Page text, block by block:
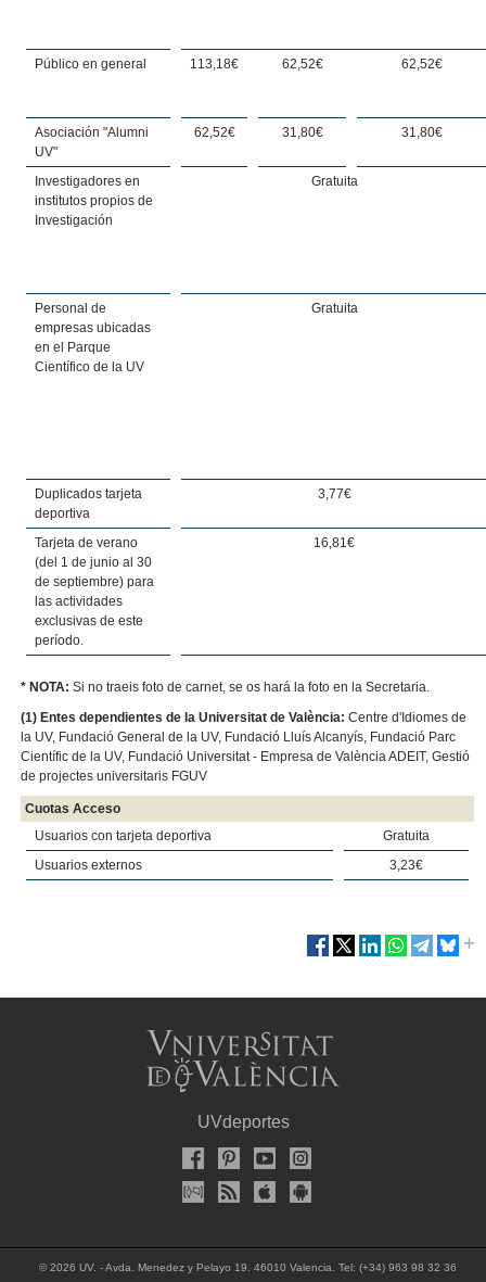
Público en general 113,18€ 62,52€ 62,52€
Asociación "Alumni
UV"
62,52€ 31,80€ 31,80€
Investigadores en
institutos propios de
Investigación
Gratuita
Personal de
empresas ubicadas
en el Parque
Científico de la UV
Gratuita
Duplicados tarjeta
deportiva
3,77€
Tarjeta de verano
(del 1 de junio al 30
de septiembre) para
las actividades
exclusivas de este
período.
16,81€
* NOTA:Si no traeis foto de carnet, se os hará la foto en la Secretaria.
(1) Entes dependientes de la Universitat de València:Centre d'Idiomes de
la UV, Fundació General de la UV, Fundació Lluís Alcanyís, Fundació Parc
Científic de la UV, Fundació Universitat - Empresa de València ADEIT, Gestió
de projectes universitaris FGUV
Cuotas Acceso
Usuarios con tarjeta deportiva
Gratuita
Usuarios externos
3,23€
UVdeportes
© 2026 UV. - Avda. Menedez y Pelayo 19. 46010 Valencia. Tel: (+34) 963 98 32 36